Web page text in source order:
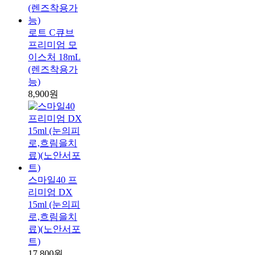
로트 C큐브
프리미엄 모
이스처 18mL
(렌즈착용가
능)
8,900원
스마일40 프
리미엄 DX
15ml (눈의피
로,흐림을치
료)(노안서포
트)